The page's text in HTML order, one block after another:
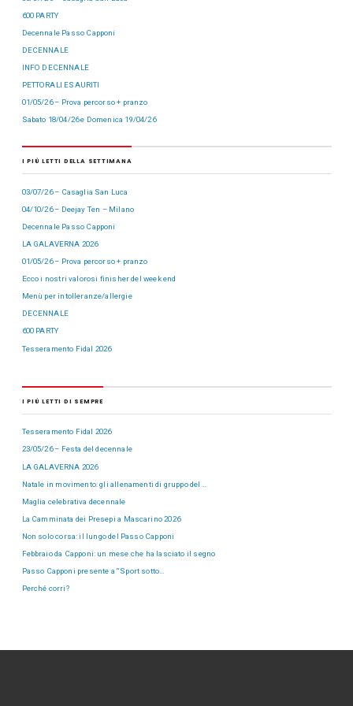
600 PARTY
Decennale Passo Capponi
DECENNALE
INFO DECENNALE
PETTORALI ESAURITI
01/05/26 – Prova percorso + pranzo
Sabato 18/04/26 e Domenica 19/04/26
I PIÙ LETTI DELLA SETTIMANA
03/07/26 – Casaglia San Luca
04/10/26 – Deejay Ten – Milano
Decennale Passo Capponi
LA GALAVERNA 2026
01/05/26 – Prova percorso + pranzo
Ecco i nostri valorosi finisher del week end
Menù per intolleranze/allergie
DECENNALE
600 PARTY
Tesseramento Fidal 2026
I PIÙ LETTI DI SEMPRE
Tesseramento Fidal 2026
23/05/26 – Festa del decennale
LA GALAVERNA 2026
Natale in movimento: gli allenamenti di gruppo del…
Maglia celebrativa decennale
La Camminata dei Presepi a Mascarino 2026
Non solo corsa: il lungo del Passo Capponi
Febbraio da Capponi: un mese che ha lasciato il segno
Passo Capponi presente a “Sport sotto…
Perché corri?